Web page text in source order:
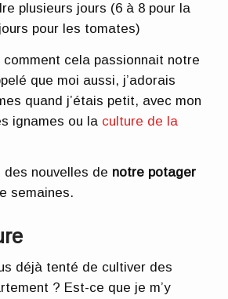
plusieurs jours (6 à 8 pour la
pour les tomates)
cela passionnait notre
que moi aussi, j’adorais
quand j’étais petit, avec mon
ignames ou la culture de la
nouvelles de notre potager
semaines.
déjà tenté de cultiver des
? Est-ce que je m’y